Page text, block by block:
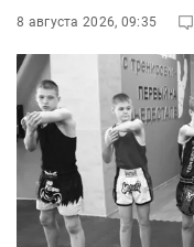
8 августа 2026, 09:35